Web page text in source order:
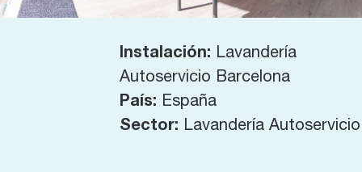
Instalación: Lavandería
Autoservicio Barcelona
País: España
Sector: Lavandería Autoservicio